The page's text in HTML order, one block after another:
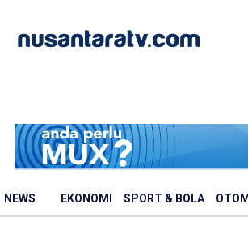
NEWS EKONOMI SPORT & BOLA